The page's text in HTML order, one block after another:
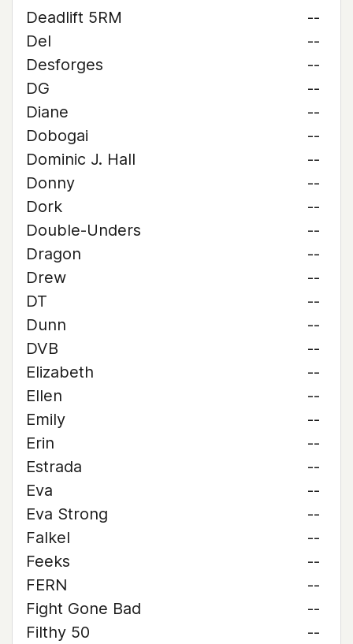
Deadlift 5RM
--
Del
--
Desforges
--
DG
--
Diane
--
Dobogai
--
Dominic J. Hall
--
Donny
--
Dork
--
Double-Unders
--
Dragon
--
Drew
--
DT
--
Dunn
--
DVB
--
Elizabeth
--
Ellen
--
Emily
--
Erin
--
Estrada
--
Eva
--
Eva Strong
--
Falkel
--
Feeks
--
FERN
--
Fight Gone Bad
--
Filthy 50
--